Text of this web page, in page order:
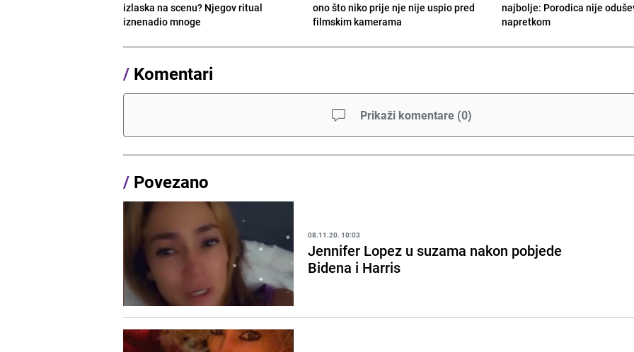
izlaska na scenu? Njegov ritual
iznenadio mnoge
ono što niko prije nje nije uspio pred
filmskim kamerama
najbolje: Porodica nije
napretkom
/ Komentari
Prikaži komentare (0)
/ Povezano
08.11.20. 10:03
Jennifer Lopez u suzama nakon pobjede
Bidena i Harris